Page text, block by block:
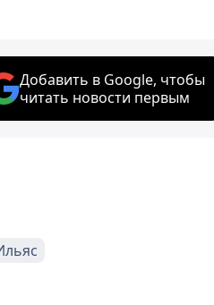
Добавить в Google, чтобы
читать новости первым